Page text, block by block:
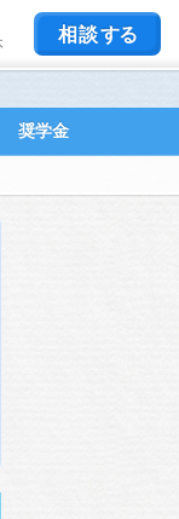
奨学金
相談する